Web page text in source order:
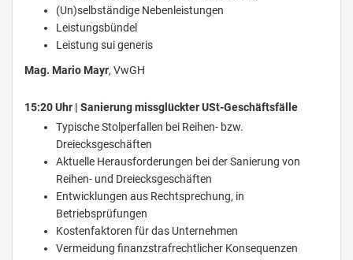
(Un)selbständige Nebenleistungen
Leistungsbündel
Leistung sui generis
Mag. Mario Mayr, VwGH
15:20 Uhr | Sanierung missglückter USt-Geschäftsfälle
Typische Stolperfallen bei Reihen- bzw.
Dreiecksgeschäften
Aktuelle Herausforderungen bei der Sanierung von
Reihen- und Dreiecksgeschäften
Entwicklungen aus Rechtsprechung, in
Betriebsprüfungen
Kostenfaktoren für das Unternehmen
Vermeidung finanzstrafrechtlicher Konsequenzen